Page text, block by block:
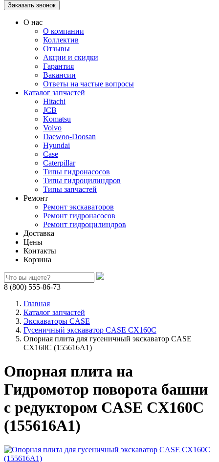
О нас
О компании
Коллектив
Отзывы
Акции и скидки
Гарантия
Вакансии
Ответы на частые вопросы
Каталог запчастей
Hitachi
JCB
Komatsu
Volvo
Daewoo-Doosan
Hyundai
Case
Caterpillar
Типы гидронасосов
Типы гидроцилиндров
Типы запчастей
Ремонт
Ремонт экскаваторов
Ремонт гидронасосов
Ремонт гидроцилиндров
Доставка
Цены
Контакты
Корзина
8 (800) 555-86-73
Главная
Каталог запчастей
Экскаваторы CASE
Гусеничный экскаватор CASE CX160C
Опорная плита для гусеничный экскаватор CASE
CX160C (155616A1)
Опорная плита на
Гидромотор поворота башни
с редуктором CASE CX160C
(155616A1)